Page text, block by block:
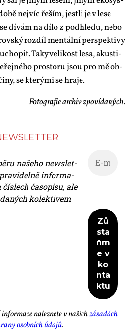
nej­víc ře­ším, jest­li je v le­se
dí­vám na dí­lo z pod­hle­du, ne­bo
roz­díl men­tál­ní per­spek­ti­vy
Ta­ky ve­li­kost le­sa, akus­ti­
pro­sto­ru jsou pro mě ob­
se kte­rý­mi se hra­je.
Fo­to­gra­fie ar­chiv zpo­ví­da­ných.
na­še­ho news­let­
in­for­ma­
čís­lech ča­so­pi­su, ale
ko­lek­ti­vem
na­lez­ne­te v na­šichzá­sa­dách
osob­ních úda­jů.